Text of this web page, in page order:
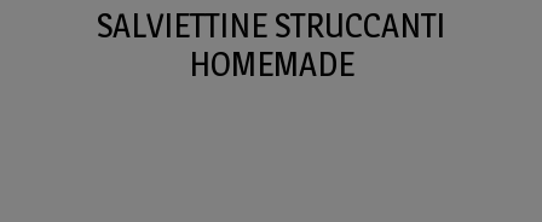
SALVIETTINE STRUCCANTI
HOMEMADE